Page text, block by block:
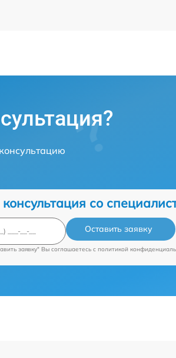
со
Оставить заявку
заявку" Вы соглашаетесь c политикой